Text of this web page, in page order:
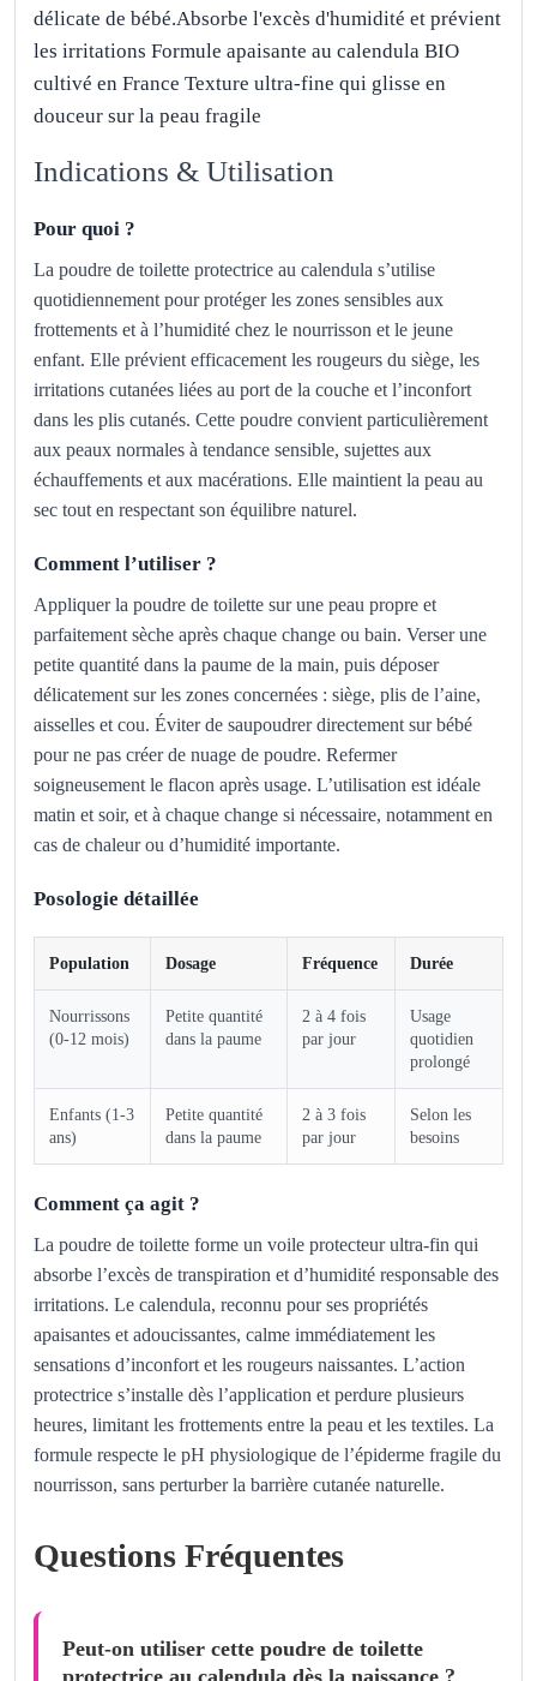
délicate de bébé.Absorbe l'excès d'humidité et prévient
les irritations Formule apaisante au calendula BIO
cultivé en France Texture ultra-fine qui glisse en
douceur sur la peau fragile
Indications & Utilisation
Pour quoi ?
La poudre de toilette protectrice au calendula s’utilise
quotidiennement pour protéger les zones sensibles aux
frottements et à l’humidité chez le nourrisson et le jeune
enfant. Elle prévient efficacement les rougeurs du siège, les
irritations cutanées liées au port de la couche et l’inconfort
dans les plis cutanés. Cette poudre convient particulièrement
aux peaux normales à tendance sensible, sujettes aux
échauffements et aux macérations. Elle maintient la peau au
sec tout en respectant son équilibre naturel.
Comment l’utiliser ?
Appliquer la poudre de toilette sur une peau propre et
parfaitement sèche après chaque change ou bain. Verser une
petite quantité dans la paume de la main, puis déposer
délicatement sur les zones concernées : siège, plis de l’aine,
aisselles et cou. Éviter de saupoudrer directement sur bébé
pour ne pas créer de nuage de poudre. Refermer
soigneusement le flacon après usage. L’utilisation est idéale
matin et soir, et à chaque change si nécessaire, notamment en
cas de chaleur ou d’humidité importante.
Posologie détaillée
Population Dosage Fréquence Durée
Nourrissons
(0-12 mois)
Petite quantité
dans la paume
2 à 4 fois
par jour
Usage
quotidien
prolongé
Enfants (1-3
ans)
Petite quantité
dans la paume
2 à 3 fois
par jour
Selon les
besoins
Comment ça agit ?
La poudre de toilette forme un voile protecteur ultra-fin qui
absorbe l’excès de transpiration et d’humidité responsable des
irritations. Le calendula, reconnu pour ses propriétés
apaisantes et adoucissantes, calme immédiatement les
sensations d’inconfort et les rougeurs naissantes. L’action
protectrice s’installe dès l’application et perdure plusieurs
heures, limitant les frottements entre la peau et les textiles. La
formule respecte le pH physiologique de l’épiderme fragile du
nourrisson, sans perturber la barrière cutanée naturelle.
Questions Fréquentes
Peut-on utiliser cette poudre de toilette